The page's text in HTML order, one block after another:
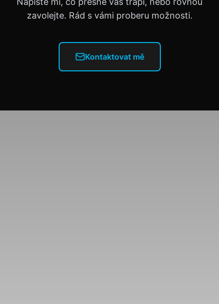
zavolejte. Rád s vámi proberu možnosti.
Kontaktovat mě